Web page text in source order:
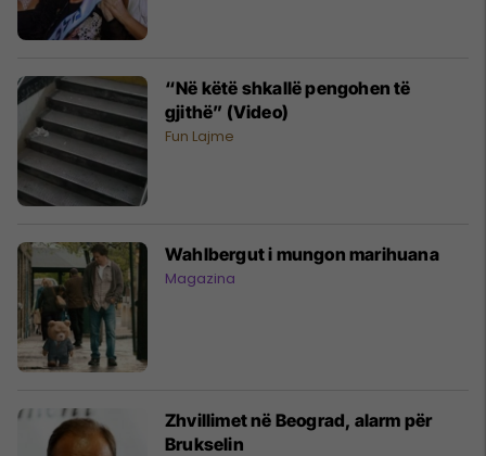
“Në këtë shkallë pengohen të
gjithë” (Video)
Fun Lajme
Wahlbergut i mungon marihuana
Magazina
Zhvillimet në Beograd, alarm për
Brukselin